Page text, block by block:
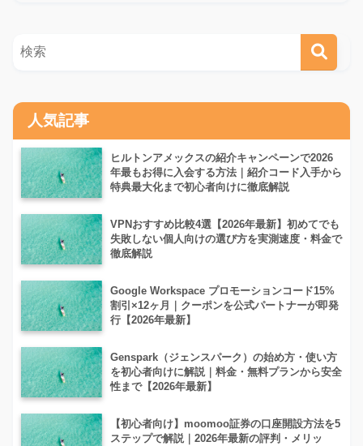
人気記事
ヒルトンアメックスの紹介キャンペーンで2026
年最もお得に入会する方法｜紹介コード入手から
特典最大化まで初心者向けに徹底解説
VPNおすすめ比較4選【2026年最新】初めてでも
失敗しない個人向けの選び方を実測速度・料金で
徹底解説
Google Workspace プロモーションコード15%
割引×12ヶ月｜クーポンを公式パートナーが即発
行【2026年最新】
Genspark（ジェンスパーク）の始め方・使い方
を初心者向けに解説｜料金・無料プランから安全
性まで【2026年最新】
【初心者向け】moomoo証券の口座開設方法を5
ステップで解説｜2026年最新の評判・メリッ